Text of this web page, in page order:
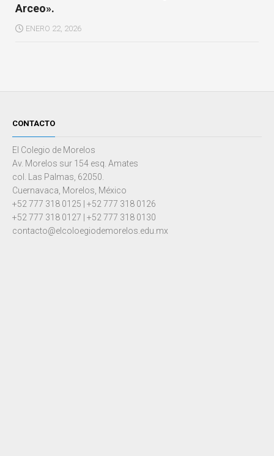
Arceo».
ENERO 22, 2026
CONTACTO
El Colegio de Morelos
Av. Morelos sur 154 esq. Amates
col. Las Palmas, 62050.
Cuernavaca, Morelos, México
+52 777 318 0125 | +52 777 318 0126
+52 777 318 0127 | +52 777 318 0130
contacto@elcoloegiodemorelos.edu.mx